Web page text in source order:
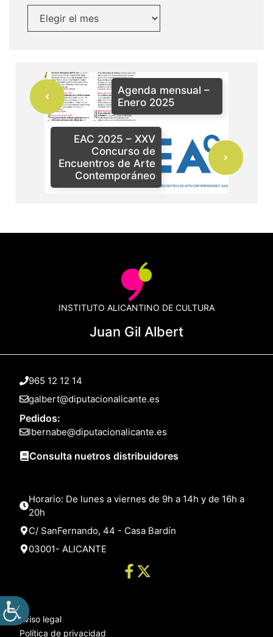
Agenda mensual –
Enero 2025
EAC 2025 – XXV
Concurso de
Encuentros de Arte
Contemporáneo
INSTITUTO ALICANTINO DE CULTURA
Juan Gil Albert
965 12 12 14
galbert@diputacionalicante.es
Pedidos:
lbernabe@diputacionalicante.es
Consulta nuetros distribuidores
Horario: De lunes a viernes de 9h a 14h y de 16h a
20h
C/ SanFernando, 44 - Casa Bardín
03001- ALICANTE
Aviso legal
Política de privacidad